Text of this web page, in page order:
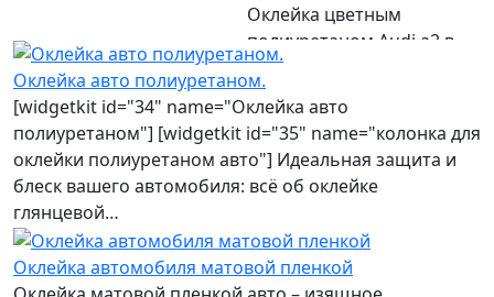
Оклейка цветным
полиуретаном Audi a2 в
два цвета
Оклейка авто полиуретаном.
[widgetkit id="34" name="Оклейка авто
полиуретаном"] [widgetkit id="35" name="колонка для
оклейки полиуретаном авто"] Идеальная защита и
блеск вашего автомобиля: всё об оклейке
глянцевой…
Оклейка автомобиля матовой пленкой